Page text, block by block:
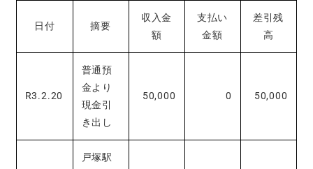
日付 摘要
収入金
額
支払い
金額
差引残
高
R3.2.20
普通預
金より
現金引
き出し
50,000 0 50,000
戸塚駅